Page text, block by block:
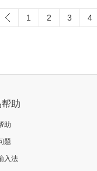
1 2 3 4
助
助
题
入法